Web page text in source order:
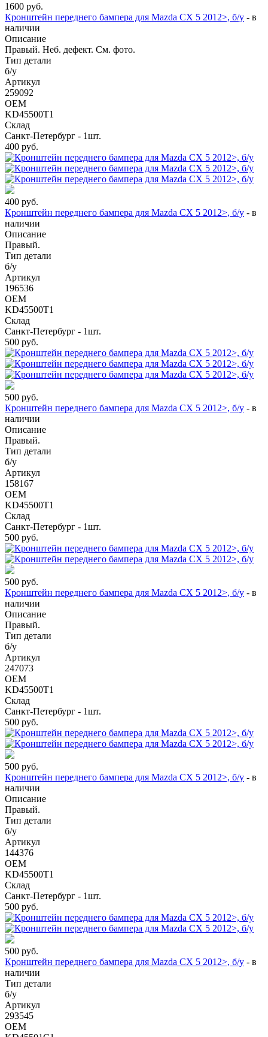
1600 руб.
Кронштейн переднего бампера для Mazda CX 5 2012>, б/у - в
наличии
Описание
Правый. Неб. дефект. См. фото.
Тип детали
б/у
Артикул
259092
OEM
KD45500T1
Склад
Санкт-Петербург - 1шт.
400 руб.
400 руб.
Кронштейн переднего бампера для Mazda CX 5 2012>, б/у - в
наличии
Описание
Правый.
Тип детали
б/у
Артикул
196536
OEM
KD45500T1
Склад
Санкт-Петербург - 1шт.
500 руб.
500 руб.
Кронштейн переднего бампера для Mazda CX 5 2012>, б/у - в
наличии
Описание
Правый.
Тип детали
б/у
Артикул
158167
OEM
KD45500T1
Склад
Санкт-Петербург - 1шт.
500 руб.
500 руб.
Кронштейн переднего бампера для Mazda CX 5 2012>, б/у - в
наличии
Описание
Правый.
Тип детали
б/у
Артикул
247073
OEM
KD45500T1
Склад
Санкт-Петербург - 1шт.
500 руб.
500 руб.
Кронштейн переднего бампера для Mazda CX 5 2012>, б/у - в
наличии
Описание
Правый.
Тип детали
б/у
Артикул
144376
OEM
KD45500T1
Склад
Санкт-Петербург - 1шт.
500 руб.
500 руб.
Кронштейн переднего бампера для Mazda CX 5 2012>, б/у - в
наличии
Тип детали
б/у
Артикул
293545
OEM